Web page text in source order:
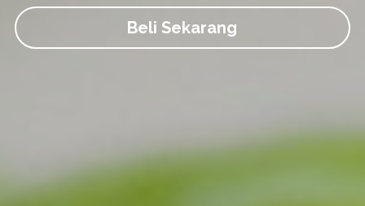
Beli Sekarang